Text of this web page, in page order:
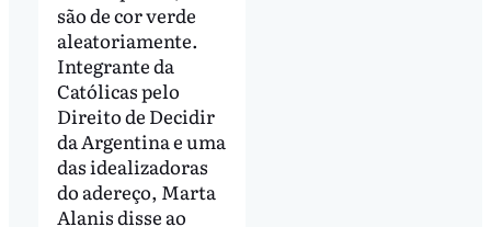
são de cor verde
aleatoriamente.
Integrante da
Católicas pelo
Direito de Decidir
da Argentina e uma
das idealizadoras
do adereço, Marta
Alanis disse ao